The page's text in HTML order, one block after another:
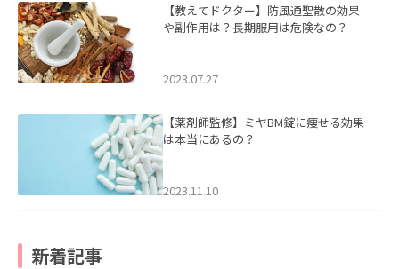
【教えてドクター】防風通聖散の効果
や副作用は？長期服用は危険なの？
2023.07.27
【薬剤師監修】ミヤBM錠に痩せる効果
は本当にあるの？
2023.11.10
新着記事